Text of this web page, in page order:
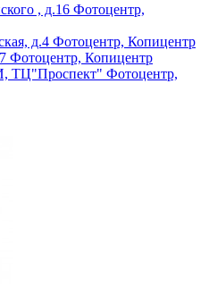
, д.16 Фотоцентр,
д.4 Фотоцентр, Копицентр
Фотоцентр, Копицентр
ТЦ"Проспект" Фотоцентр,